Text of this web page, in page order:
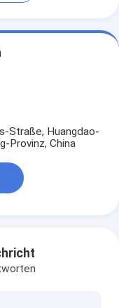
Straße, Huangdao-
Provinz, China